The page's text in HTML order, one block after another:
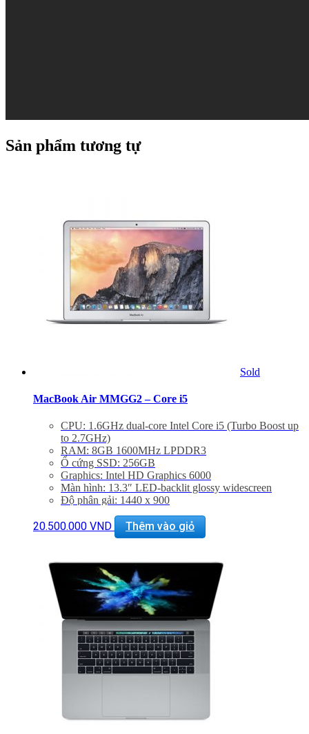
Sản phẩm tương tự
Sold
MacBook Air MMGG2 – Core i5
CPU: 1.6GHz dual-core Intel Core i5 (Turbo Boost up
to 2.7GHz)
RAM: 8GB 1600MHz LPDDR3
Ổ cứng SSD: 256GB
Graphics: Intel HD Graphics 6000
Màn hình: 13.3″ LED-backlit glossy widescreen
Độ phân gải: 1440 x 900
Khe cắm: 2 cổng USB 3.0, Thunderbolt , Cổng sạc
MagSafe 2, Jack 3.5mm, Khe đọc SDXC card
SDXC Card Slot
Hệ điều hành: : Mac OS X Yosemite 10.10
BẢO HÀNH 1 NĂM APPLE
20.500.000 VND Thêm vào giỏ